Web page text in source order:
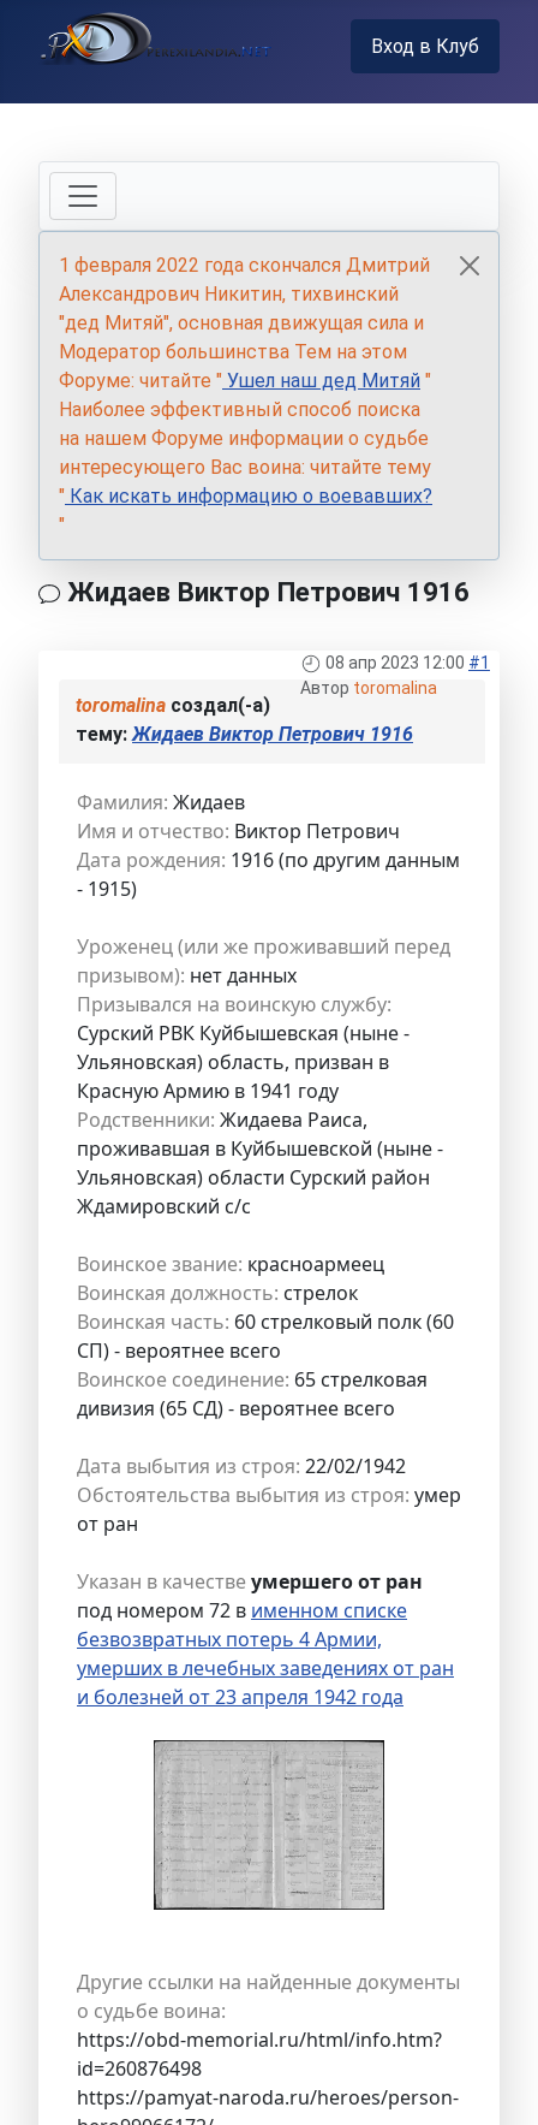
Вход в Клуб
1 февраля 2022 года скончался Дмитрий
Александрович Никитин, тихвинский
"дед Митяй", основная движущая сила и
Модератор большинства Тем на этом
Форуме: читайте " Ушел наш дед Митяй "
Наиболее эффективный способ поиска
на нашем Форуме информации о судьбе
интересующего Вас воина: читайте тему
" Как искать информацию о воевавших?
"
Жидаев Виктор Петрович 1916
08 апр 2023 12:00 #1
Автор toromalina
toromalina создал(-а)
тему:Жидаев Виктор Петрович 1916
Фамилия: Жидаев
Имя и отчество: Виктор Петрович
Дата рождения: 1916 (по другим данным
- 1915)
Уроженец (или же проживавший перед
призывом): нет данных
Призывался на воинскую службу:
Сурский РВК Куйбышевская (ныне -
Ульяновская) область, призван в
Красную Армию в 1941 году
Родственники: Жидаева Раиса,
проживавшая в Куйбышевской (ныне -
Ульяновская) области Сурский район
Ждамировский с/с
Воинское звание: красноармеец
Воинская должность: стрелок
Воинская часть: 60 стрелковый полк (60
СП) - вероятнее всего
Воинское соединение: 65 стрелковая
дивизия (65 СД) - вероятнее всего
Дата выбытия из строя: 22/02/1942
Обстоятельства выбытия из строя: умер
от ран
Указан в качествеумершего от ран
под номером 72 в именном списке
безвозвратных потерь 4 Армии,
умерших в лечебных заведениях от ран
и болезней от 23 апреля 1942 года
Другие ссылки на найденные документы
о судьбе воина:
https://obd-memorial.ru/html/info.htm?
id=260876498
https://pamyat-naroda.ru/heroes/person-